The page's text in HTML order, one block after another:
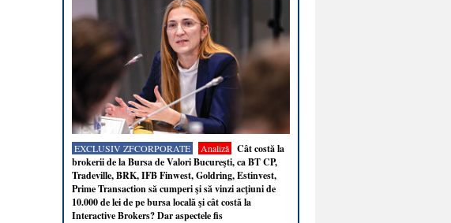
EXCLUSIV ZFCORPORATE Analiză
Cât costă la
brokerii de la Bursa de Valori Bucureşti, ca BT CP,
Tradeville, BRK, IFB Finwest, Goldring, Estinvest,
Prime Transaction să cumperi şi să vinzi acţiuni de
10.000 de lei de pe bursa locală şi cât costă la
Interactive Brokers? Dar aspectele fis